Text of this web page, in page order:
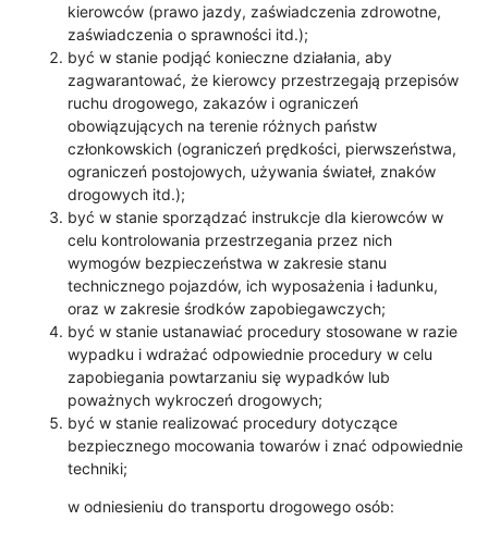
kierowców (prawo jazdy, zaświadczenia zdrowotne,
zaświadczenia o sprawności itd.);
być w stanie podjąć konieczne działania, aby
zagwarantować, że kierowcy przestrzegają przepisów
ruchu drogowego, zakazów i ograniczeń
obowiązujących na terenie różnych państw
członkowskich (ograniczeń prędkości, pierwszeństwa,
ograniczeń postojowych, używania świateł, znaków
drogowych itd.);
być w stanie sporządzać instrukcje dla kierowców w
celu kontrolowania przestrzegania przez nich
wymogów bezpieczeństwa w zakresie stanu
technicznego pojazdów, ich wyposażenia i ładunku,
oraz w zakresie środków zapobiegawczych;
być w stanie ustanawiać procedury stosowane w razie
wypadku i wdrażać odpowiednie procedury w celu
zapobiegania powtarzaniu się wypadków lub
poważnych wykroczeń drogowych;
być w stanie realizować procedury dotyczące
bezpiecznego mocowania towarów i znać odpowiednie
techniki;
w odniesieniu do transportu drogowego osób: